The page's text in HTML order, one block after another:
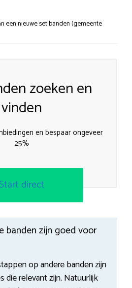
een nieuwe set banden (gemeente
zoeken en
vinden
en bespaar ongeveer
25%
Start direct
banden zijn goed voor
op andere banden zijn
die relevant zijn. Natuurlijk